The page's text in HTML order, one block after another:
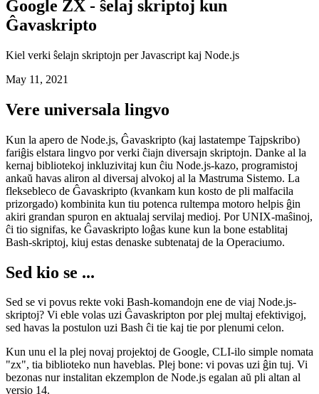
Google ZX - ŝelaj skriptoj kun
Ĝavaskripto
Kiel verki ŝelajn skriptojn per Javascript kaj Node.js
Vere universala lingvo
Kun la apero de Node.js, Ĝavaskripto (kaj lastatempe Tajpskribo)
fariĝis elstara lingvo por verki ĉiajn diversajn skriptojn. Danke al la
kernaj bibliotekoj inkluzivitaj kun ĉiu Node.js-kazo, programistoj
ankaŭ havas aliron al diversaj alvokoj al la Mastruma Sistemo. La
fleksebleco de Ĝavaskripto (kvankam kun kosto de pli malfacila
akiri grandan spuron en aktualaj servilaj medioj. Por UNIX-maŝinoj,
ĉi tio signifas, ke Ĝavaskripto loĝas kune kun la bone establitaj
Sed kio se ...
Sed se vi povus rekte voki Bash-komandojn ene de viaj Node.js-
skriptoj? Vi eble volas uzi Ĝavaskripton por plej multaj efektivigoj,
sed havas la postulon uzi Bash ĉi tie kaj tie por plenumi celon.